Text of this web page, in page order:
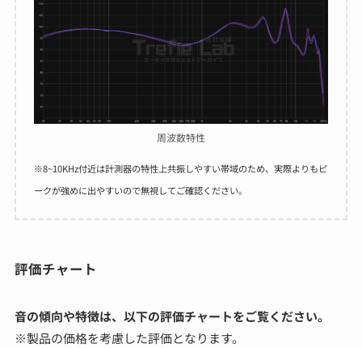
周波数特性
※8~10KHz付近は計測器の特性上共振しやすい帯域のため、実際よりもピ
ークが強めに出やすいので無視してご確認ください。
評価チャート
音の傾向や特徴は、以下の評価チャートをご覧ください。
※製品の価格を考慮した評価となります。